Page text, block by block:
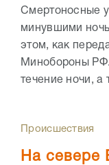
Смертоносные
минувшими
этом, как
Минобороны
течение ночи, а
Происшествия
На севере